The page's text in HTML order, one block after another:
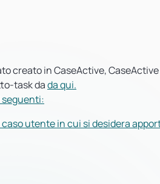
creato in CaseActive,
task dada qui.
seguenti:
utente in cui si desidera